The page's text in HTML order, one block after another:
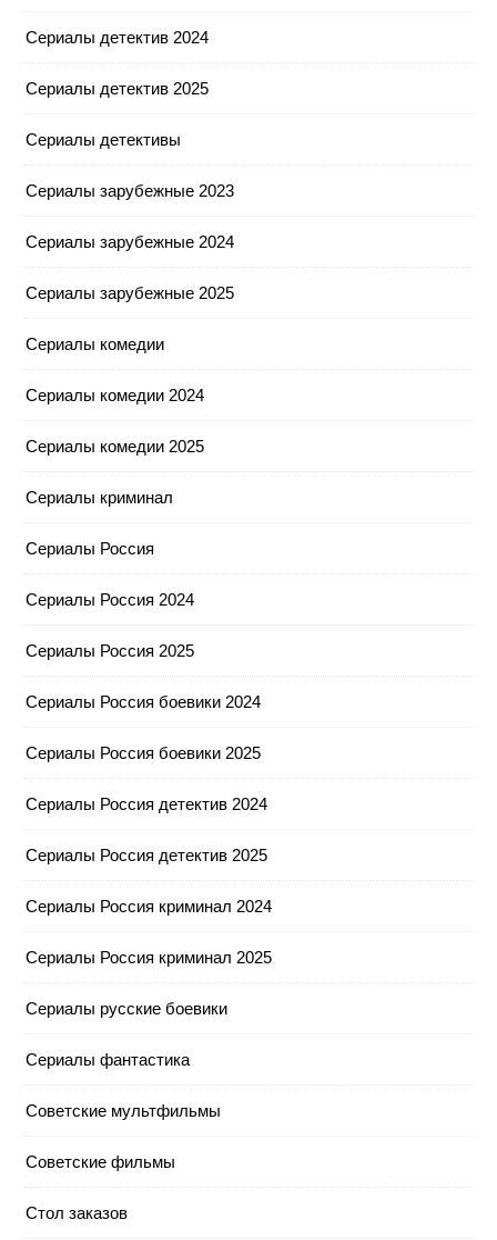
Сериалы детектив 2024
Сериалы детектив 2025
Сериалы детективы
Сериалы зарубежные 2023
Сериалы зарубежные 2024
Сериалы зарубежные 2025
Сериалы комедии
Сериалы комедии 2024
Сериалы комедии 2025
Сериалы криминал
Сериалы Россия
Сериалы Россия 2024
Сериалы Россия 2025
Сериалы Россия боевики 2024
Сериалы Россия боевики 2025
Сериалы Россия детектив 2024
Сериалы Россия детектив 2025
Сериалы Россия криминал 2024
Сериалы Россия криминал 2025
Сериалы русские боевики
Сериалы фантастика
Советские мультфильмы
Советские фильмы
Стол заказов